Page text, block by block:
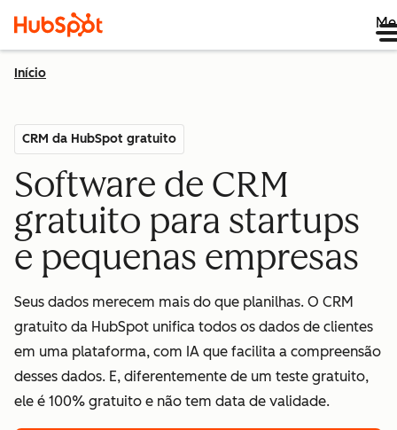
Início
CRM da HubSpot gratuito
Software de CRM
gratuito para startups
e pequenas empresas
Seus dados merecem mais do que planilhas. O CRM
gratuito da HubSpot unifica todos os dados de clientes
em uma plataforma, com IA que facilita a compreensão
desses dados. E, diferentemente de um teste gratuito,
ele é 100% gratuito e não tem data de validade.